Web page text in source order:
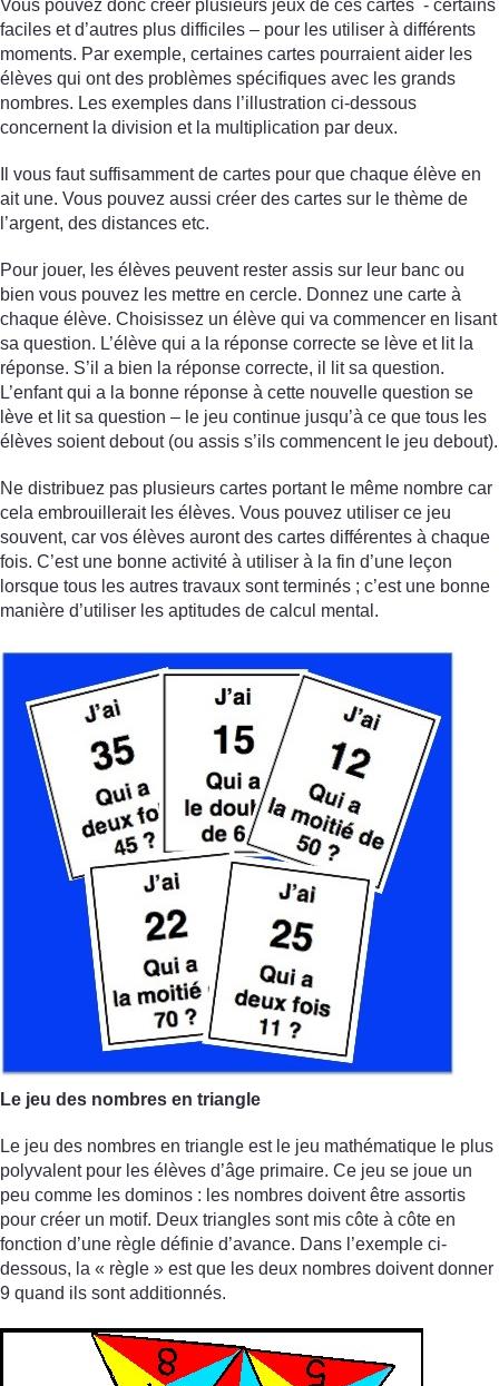
Vous pouvez donc créer plusieurs jeux de ces cartes - certains
faciles et d’autres plus difficiles – pour les utiliser à différents
moments. Par exemple, certaines cartes pourraient aider les
élèves qui ont des problèmes spécifiques avec les grands
nombres. Les exemples dans l’illustration ci-dessous
concernent la division et la multiplication par deux.
Il vous faut suffisamment de cartes pour que chaque élève en
ait une. Vous pouvez aussi créer des cartes sur le thème de
l’argent, des distances etc.
Pour jouer, les élèves peuvent rester assis sur leur banc ou
bien vous pouvez les mettre en cercle. Donnez une carte à
chaque élève. Choisissez un élève qui va commencer en lisant
sa question. L’élève qui a la réponse correcte se lève et lit la
réponse. S’il a bien la réponse correcte, il lit sa question.
L’enfant qui a la bonne réponse à cette nouvelle question se
lève et lit sa question – le jeu continue jusqu’à ce que tous les
élèves soient debout (ou assis s’ils commencent le jeu debout).
Ne distribuez pas plusieurs cartes portant le même nombre car
cela embrouillerait les élèves. Vous pouvez utiliser ce jeu
souvent, car vos élèves auront des cartes différentes à chaque
fois. C’est une bonne activité à utiliser à la fin d’une leçon
lorsque tous les autres travaux sont terminés ; c’est une bonne
manière d’utiliser les aptitudes de calcul mental.
Le jeu des nombres en triangle
Le jeu des nombres en triangle est le jeu mathématique le plus
polyvalent pour les élèves d’âge primaire. Ce jeu se joue un
peu comme les dominos : les nombres doivent être assortis
pour créer un motif. Deux triangles sont mis côte à côte en
fonction d’une règle définie d’avance. Dans l’exemple ci-
dessous, la « règle » est que les deux nombres doivent donner
9 quand ils sont additionnés.